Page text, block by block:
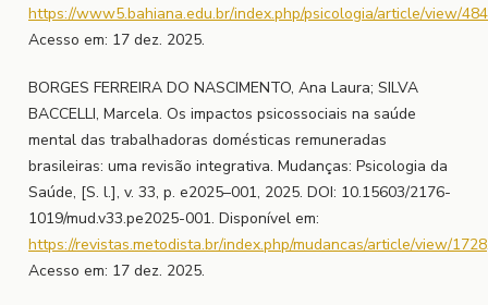
https://www5.bahiana.edu.br/index.php/psicologia/article/view/
Acesso em: 17 dez. 2025.
BORGES FERREIRA DO NASCIMENTO, Ana Laura; SILVA
BACCELLI, Marcela. Os impactos psicossociais na saúde
mental das trabalhadoras domésticas remuneradas
brasileiras: uma revisão integrativa. Mudanças: Psicologia da
Saúde, [S. l.], v. 33, p. e2025–001, 2025. DOI: 10.15603/2176-
1019/mud.v33.pe2025-001. Disponível em:
https://revistas.metodista.br/index.php/mudancas/article/view/1728
Acesso em: 17 dez. 2025.